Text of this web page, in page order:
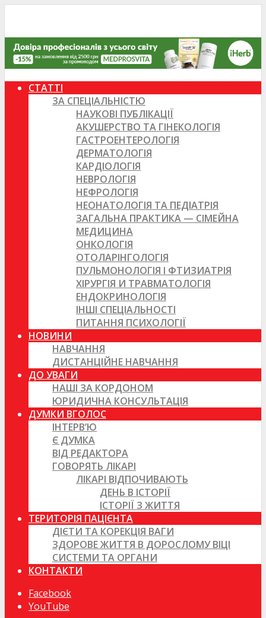
СТАТТІ
ЗА СПЕЦІАЛЬНІСТЮ
НАУКОВІ ПУБЛІКАЦІЇ
АКУШЕРСТВО ТА ГІНЕКОЛОГІЯ
ГАСТРОЕНТЕРОЛОГІЯ
ДЕРМАТОЛОГІЯ
КАРДІОЛОГІЯ
НЕВРОЛОГІЯ
НЕФРОЛОГІЯ
НЕОНАТОЛОГІЯ ТА ПЕДІАТРІЯ
ЗАГАЛЬНА ПРАКТИКА — СІМЕЙНА
МЕДИЦИНА
ОНКОЛОГІЯ
ОТОЛАРІНГОЛОГІЯ
ПУЛЬМОНОЛОГІЯ І ФТИЗИАТРІЯ
ХІРУРГІЯ И ТРАВМАТОЛОГІЯ
ЕНДОКРИНОЛОГІЯ
ІНШІ СПЕЦІАЛЬНОСТІ
ПИТАННЯ ПСИХОЛОГІЇ
НОВИНИ
НАВЧАННЯ
ДИСТАНЦІЙНЕ НАВЧАННЯ
ДО УВАГИ
НАШІ ЗА КОРДОНОМ
ЮРИДИЧНА КОНСУЛЬТАЦІЯ
ДУМКИ ВГОЛОС
ІНТЕРВ’Ю
Є ДУМКА
ВІД РЕДАКТОРА
ГОВОРЯТЬ ЛІКАРІ
ЛІКАРІ ВІДПОЧИВАЮТЬ
ДЕНЬ В ІСТОРІЇ
ІСТОРІЇ З ЖИТТЯ
ТЕРИТОРІЯ ПАЦІЄНТА
ДІЄТИ ТА КОРЕКЦІЯ ВАГИ
ЗДОРОВЕ ЖИТТЯ В ДОРОСЛОМУ ВІЦІ
СИСТЕМИ ТА ОРГАНИ
КОНТАКТИ
Facebook
YouTube